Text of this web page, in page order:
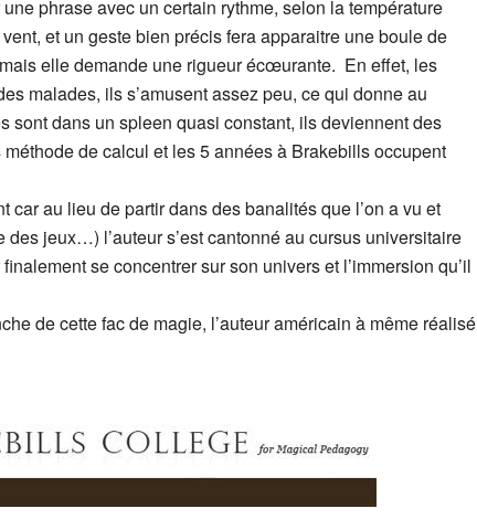
phrase avec un certain rythme, selon la température
et un geste bien précis fera apparaitre une boule de
elle demande une rigueur écœurante. En effet, les
malades, ils s’amusent assez peu, ce qui donne au
sont dans un spleen quasi constant, ils deviennent des
de calcul et les 5 années à Brakebills occupent
car au lieu de partir dans des banalités que l’on a vu et
jeux…) l’auteur s’est cantonné au cursus universitaire
se concentrer sur son univers et l’immersion qu’il
de cette fac de magie, l’auteur américain à même réalisé